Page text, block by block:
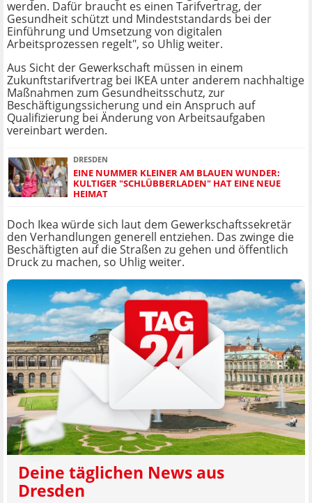
werden. Dafür braucht es einen Tarifvertrag, der
Gesundheit schützt und Mindeststandards bei der
Einführung und Umsetzung von digitalen
Arbeitsprozessen regelt", so Uhlig weiter.
Aus Sicht der Gewerkschaft müssen in einem
Zukunftstarifvertrag bei IKEA unter anderem nachhaltige
Maßnahmen zum Gesundheitsschutz, zur
Beschäftigungssicherung und ein Anspruch auf
Qualifizierung bei Änderung von Arbeitsaufgaben
vereinbart werden.
DRESDEN
EINE NUMMER KLEINER AM BLAUEN WUNDER:
KULTIGER "SCHLÜBBERLADEN" HAT EINE NEUE
HEIMAT
Doch Ikea würde sich laut dem Gewerkschaftssekretär
den Verhandlungen generell entziehen. Das zwinge die
Beschäftigten auf die Straßen zu gehen und öffentlich
Druck zu machen, so Uhlig weiter.
Deine täglichen News aus
Dresden